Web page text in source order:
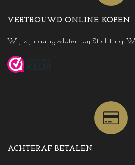
VERTROUWD ONLINE KOPEN
Wij zijn aangesloten bij Stichting
ACHTERAF BETALEN